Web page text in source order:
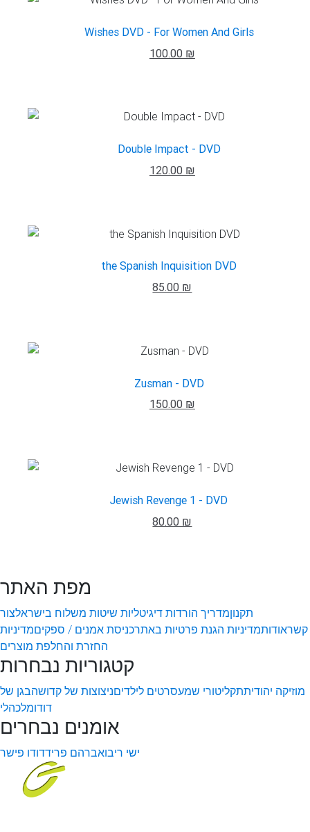
Wishes DVD - For Women And Girls
100.00 ₪
Double Impact - DVD
120.00 ₪
the Spanish Inquisition DVD
85.00 ₪
Zusman - DVD
150.00 ₪
Jewish Revenge 1 - DVD
80.00 ₪
מפת האתר
תקנוןמדריך הורדות דיגיטליות שיטות משלוח בישראלצור
קשראודותמדיניות הגנת פרטיות באתרכניסת אמנים / ספקיםמדיניות
החזרת והחלפת מוצרים
קטגוריות נבחרות
מוזיקה יהודיתתקליטורי שמעסרטים לילדיםניצוצות של קדושהבגן של
דודומלכהלי
אומנים נבחרים
ישי ריבואברהם פרידדודו פישר